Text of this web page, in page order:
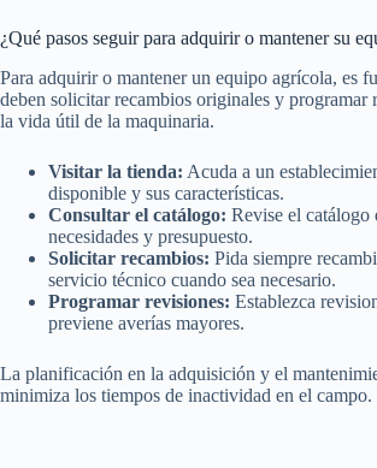
¿Qué pasos seguir para adquirir o mantener su
Para adquirir o mantener un equipo agrícola, es
deben solicitar recambios originales y
la vida útil de la maquinaria.
Visitar la tienda: Acuda a un
disponible y sus características.
Consultar el catálogo: Revise el catálogo
necesidades y presupuesto.
Solicitar recambios: Pida siempre
servicio técnico cuando sea necesario.
Programar revisiones: Establezca
previene averías mayores.
La planificación en la adquisición y el
minimiza los tiempos de inactividad en el